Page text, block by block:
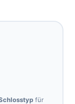
für